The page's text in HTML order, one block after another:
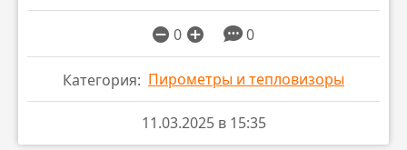
0 0
Категория: Пирометры и тепловизоры
11.03.2025 в 15:35